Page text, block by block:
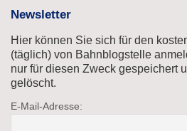
Newsletter
Hier können Sie sich für den
(täglich) von Bahnblogstelle
nur für diesen Zweck gespeichert
gelöscht.
E-Mail-Adresse: